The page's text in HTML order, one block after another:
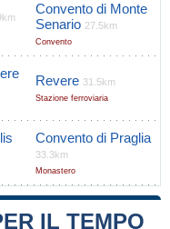
Convento di Monte
Senario 27.5km
Convento
Revere 31.5km
Stazione ferroviaria
Convento di Praglia
33.3km
Monastero
IL TEMPO